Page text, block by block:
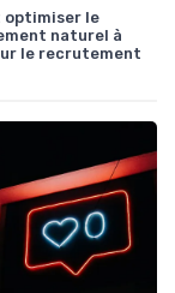
optimiser le
naturel à
le recrutement